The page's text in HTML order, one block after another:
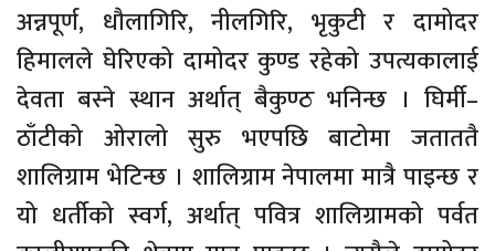
अन्नपूर्ण, धौलागिरि, नीलगिरि, भृकुटी र दामोदर
हिमालले घेरिएको दामोदर कुण्ड रहेको उपत्यकालाई
देवता बस्ने स्थान अर्थात् बैकुण्ठ भनिन्छ । घिर्मी–
ठाँटीको ओरालो सुरु भएपछि बाटोमा जताततै
शालिग्राम भेटिन्छ । शालिग्राम नेपालमा मात्रै पाइन्छ र
यो धर्तीको स्वर्ग, अर्थात् पवित्र शालिग्रामको पर्वत